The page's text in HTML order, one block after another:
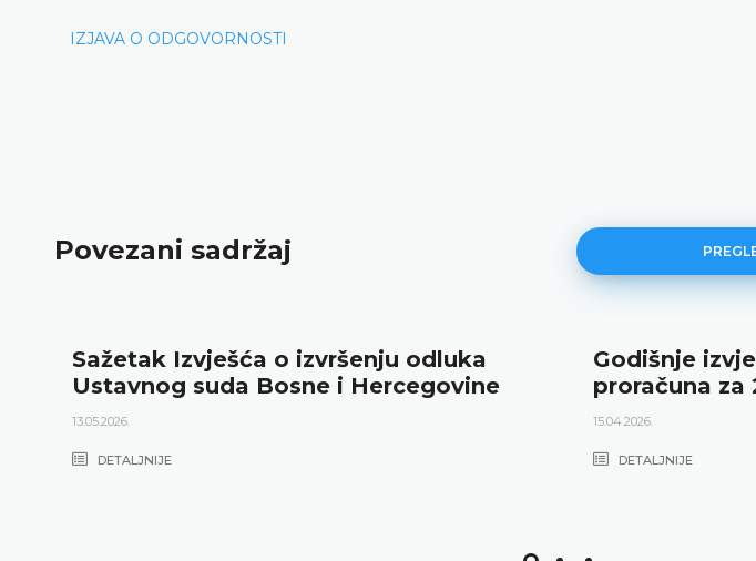
IZJAVA O ODGOVORNOSTI
Povezani sadržaj
Sažetak Izvješća o izvršenju odluka
Ustavnog suda Bosne i Hercegovine
13.05.2026.
DETALJNIJE
Godišnje
proračuna za
15.04.2026.
DETALJNIJE